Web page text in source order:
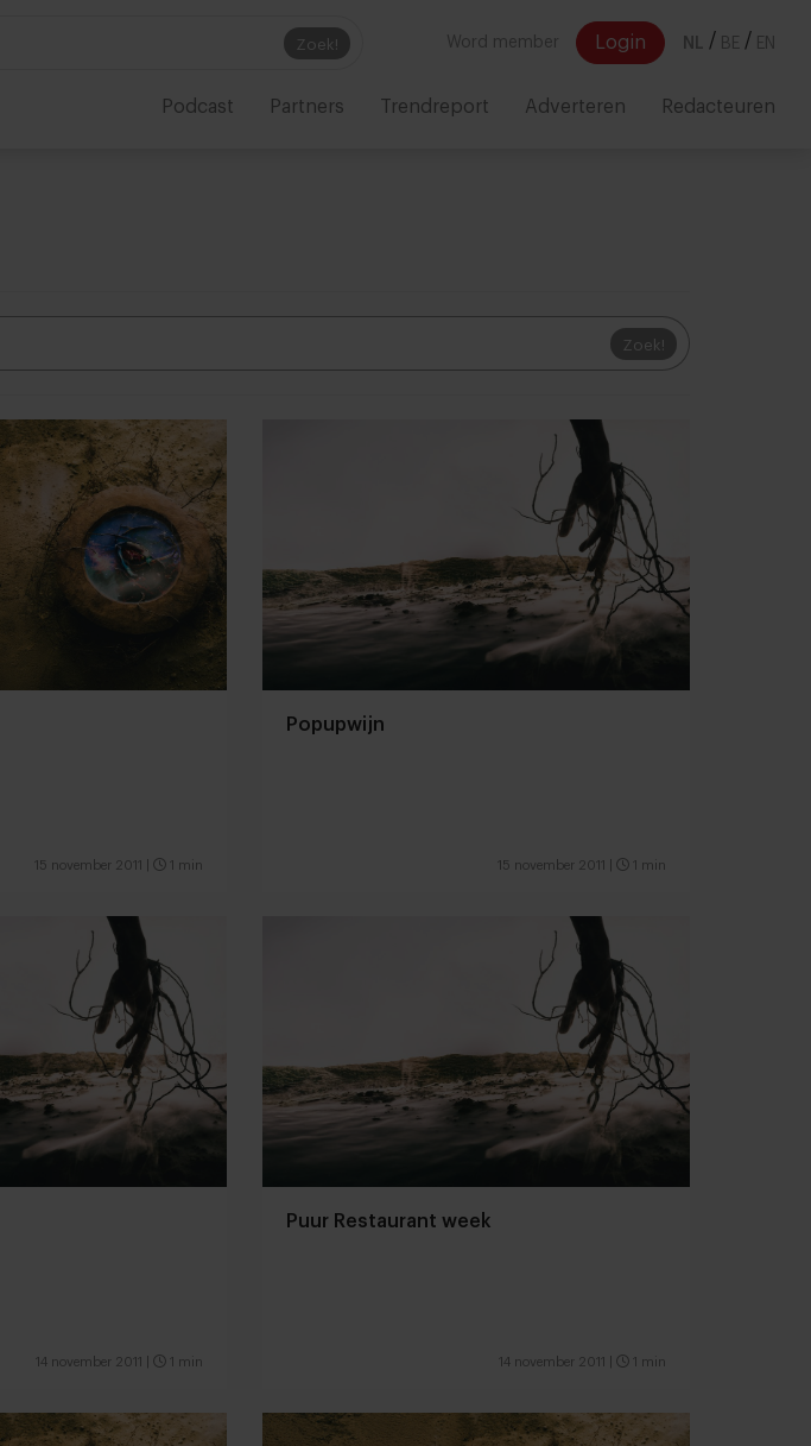
Zoek! Word member Login NL / BE / EN
Podcast Partners Trendreport Adverteren Redacteuren
Zoek!
15 november 2011 1 min
Popupwijn
15 november 2011 1 min
14 november 2011 1 min
Puur Restaurant week
14 november 2011 1 min